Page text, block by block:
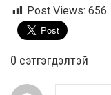
Post Views: 656
0 cэтгэгдэлтэй